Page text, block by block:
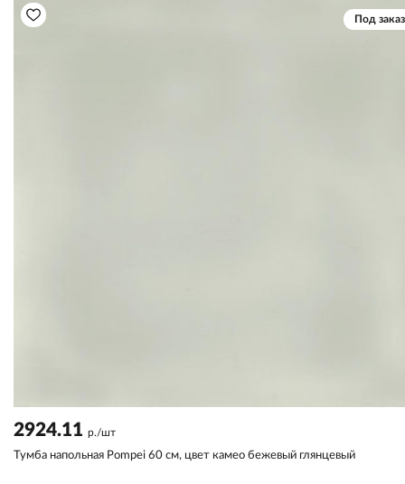
Под заказ
2924.11 р./шт
Тумба напольная Pompei 60 см, цвет камео бежевый глянцевый